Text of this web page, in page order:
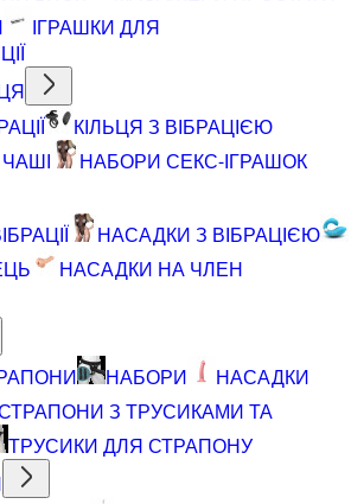
ІГРАШКИ ДЛЯ
КІЛЬЦЯ З ВІБРАЦІЄЮ
НАБОРИ СЕКС-ІГРАШОК
НАСАДКИ З ВІБРАЦІЄЮ
НАСАДКИ НА ЧЛЕН
НАБОРИ
НАСАДКИ
З ТРУСИКАМИ ТА
ТРУСИКИ ДЛЯ СТРАПОНУ